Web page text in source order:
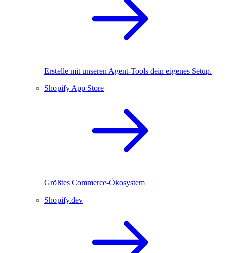
Erstelle mit unseren Agent-Tools dein eigenes Setup.
Shopify App Store
Größtes Commerce-Ökosystem
Shopify.dev